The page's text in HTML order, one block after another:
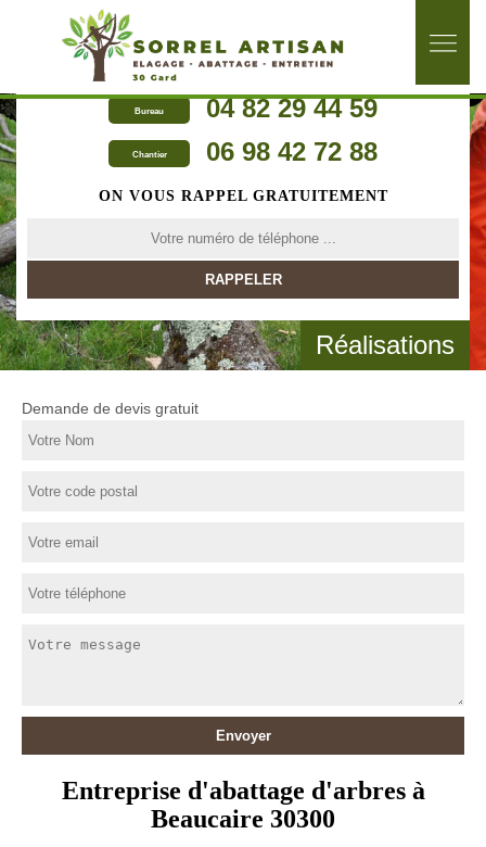
Bureau 04 82 29 44 59
Chantier 06 98 42 72 88
ON VOUS RAPPEL GRATUITEMENT
Réalisations
Demande de devis gratuit
Entreprise d'abattage d'arbres à
Beaucaire 30300